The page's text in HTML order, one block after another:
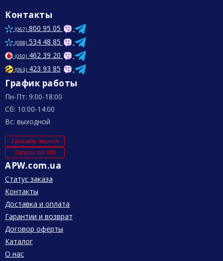
Контакты
(067) 800 95 05
(098) 534 48 85
(050) 462 39 20
(063) 423 93 85
График работы
Пн-Пт: 9:00-18:00
Сб: 10:00-14:00
Вс: выходной
Заказать звонок
Запрос по VIN
APW.com.ua
Статус заказа
Контакты
Доставка и оплата
Гарантии и возврат
Договор оферты
Каталог
О нас